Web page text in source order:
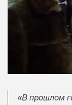
«В прошлом